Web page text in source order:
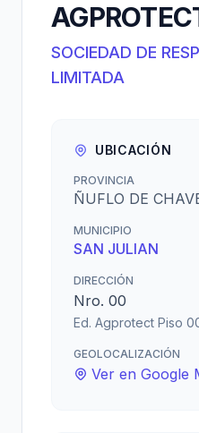
SOCIEDAD DE
LIMITADA
UBICACIÓN
PROVINCIA
ÑUFLO DE
MUNICIPIO
SAN JULIAN
DIRECCIÓN
Nro. 00
Ed. Agprotect Piso
GEOLOCALIZACIÓN
Ver en Google